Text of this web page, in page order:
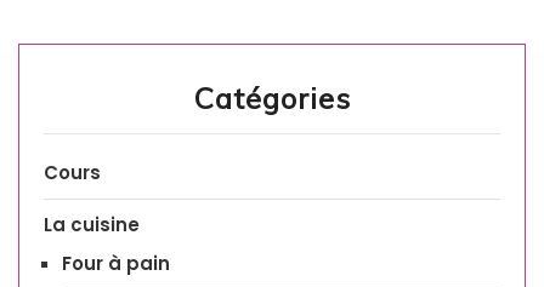
Catégories
Cours
La cuisine
Four à pain